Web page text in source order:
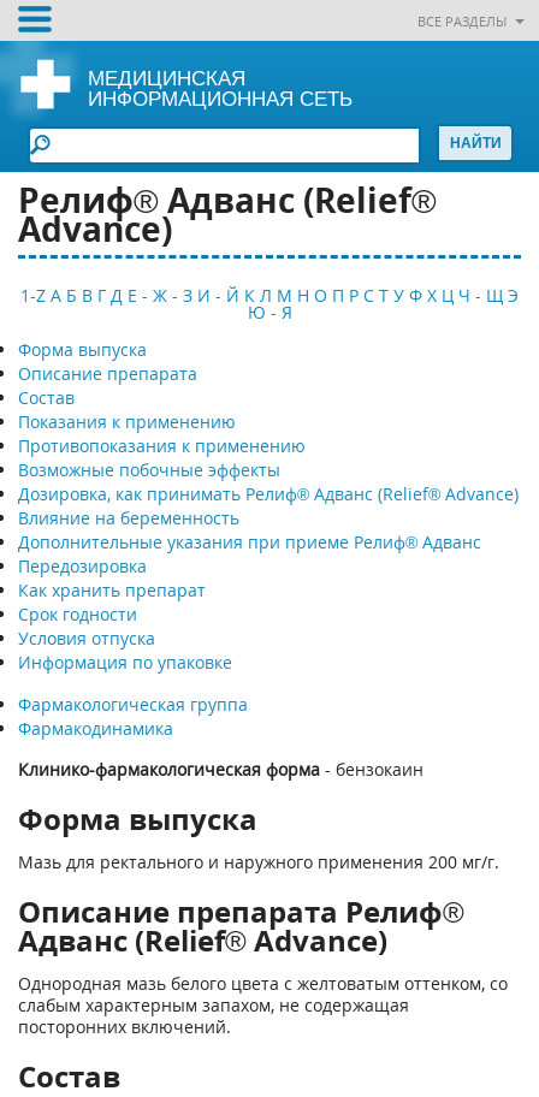
ВСЕ РАЗДЕЛЫ
МЕДИЦИНСКАЯ
ИНФОРМАЦИОННАЯ СЕТЬ
Релиф® Адванс (Relief®
Advance)
1-Z А Б В Г Д Е - Ж - З И - Й К Л М Н О П Р С Т У Ф Х Ц Ч - Щ Э
Ю - Я
Форма выпуска
Описание препарата
Состав
Показания к применению
Противопоказания к применению
Возможные побочные эффекты
Дозировка, как принимать Релиф® Адванс (Relief® Advance)
Влияние на беременность
Дополнительные указания при приеме Релиф® Адванс
Передозировка
Как хранить препарат
Срок годности
Условия отпуска
Информация по упаковке
Фармакологическая группа
Фармакодинамика
Клинико-фармакологическая форма - бензокаин
Форма выпуска
Мазь для ректального и наружного применения 200 мг/г.
Описание препарата Релиф®
Адванс (Relief® Advance)
Однородная мазь белого цвета с желтоватым оттенком, со
слабым характерным запахом, не содержащая
посторонних включений.
Состав